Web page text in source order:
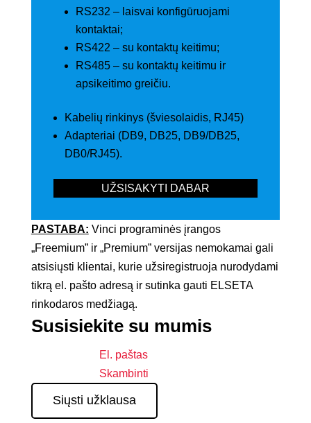
RS232 – laisvai konfigūruojami
kontaktai;
RS422 – su kontaktų keitimu;
RS485 – su kontaktų keitimu ir
apsikeitimo greičiu.
Kabelių rinkinys (šviesolaidis, RJ45)
Adapteriai (DB9, DB25, DB9/DB25,
DB0/RJ45).
UŽSISAKYTI DABAR
PASTABA: Vinci programinės įrangos
„Freemium” ir „Premium” versijas nemokamai gali
atsisiųsti klientai, kurie užsiregistruoja nurodydami
tikrą el. pašto adresą ir sutinka gauti ELSETA
rinkodaros medžiagą.
Susisiekite su mumis
El. paštas
Skambinti
Siųsti užklausa